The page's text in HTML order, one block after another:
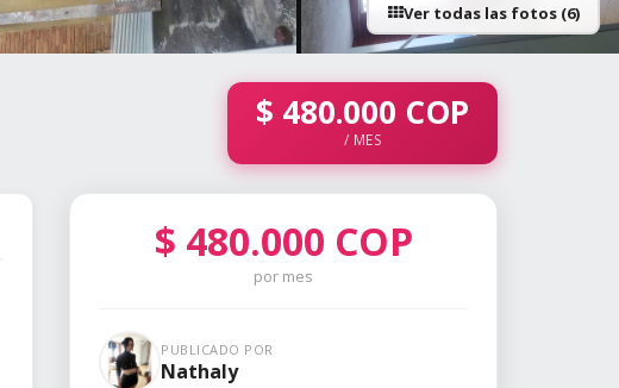
Ver todas las fotos (6)
$ 480.000 COP
/ MES
$ 480.000 COP
por mes
PUBLICADO POR
Nathaly